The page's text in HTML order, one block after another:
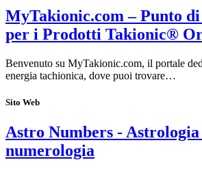
MyTakionic.com – Punto
per i Prodotti Takionic®
Benvenuto su MyTakionic.com, il portale
energia tachionica, dove puoi trovare…
Sito Web
Astro Numbers - Astrologia
numerologia